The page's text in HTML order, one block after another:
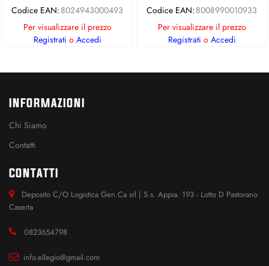
Codice EAN: 8024943000493
Per visualizzare il prezzo
Registrati o Accedi
Codice EAN: 8008990010933
Per visualizzare il prezzo
Registrati o Accedi
INFORMAZIONI
Chi Siamo
Contatti
CONTATTI
Deposito C/O Logistica Gen.Ca srl | S.s. Appia. 193 - Lotto D Pastorano
Caserta
0823654798
info.ellegio@gmail.com